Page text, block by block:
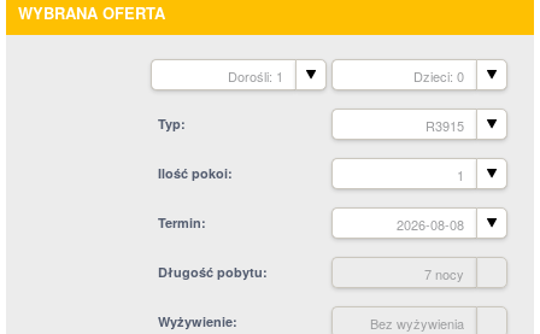
WYBRANA OFERTA
Dorośli: 1 Dzieci: 0
Typ R3915
Ilość pokoi 1
Termin 2026-08-08
Długość pobytu 7 nocy
Wyżywienie Bez wyżywienia